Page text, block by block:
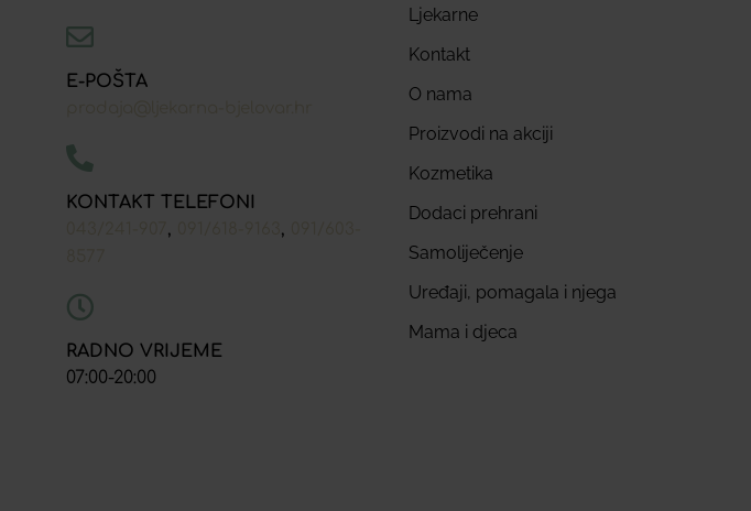
E-POŠTA
KONTAKT TELEFONI
, ,
RADNO VRIJEME
07:00-20:00
Ljekarne
Kontakt
O nama
Proizvodi na akciji
Kozmetika
Dodaci prehrani
Samoliječenje
Uređaji, pomagala i njega
Mama i djeca